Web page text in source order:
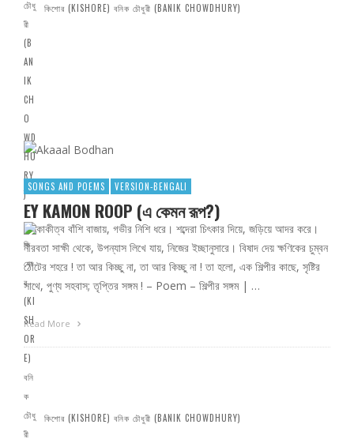
কিশোর (KISHORE) বনিক চৌধুরী (BANIK CHOWDHURY)
একাকীত্ব বাঁশি বাজায়, গভীর নিশি ধরে। শব্দেরা চিৎকার দিয়ে, জড়িয়ে আদর করে।
নীরবতা সাক্ষী থেকে, উপন্যাস লিখে যায়, নিজের ইচ্ছানুসারে। বিষাদ দেয় ক্ষণিকের চুম্বন
ঠোঁটের শহরে ! তা আর কিচ্ছু না, তা আর কিচ্ছু না ! তা হলো, এক শিল্পীর কাছে, সৃষ্টির
সাথে, পুণ্য সহবাস; তৃপ্তির সঙ্গম ! – Poem – শিল্পীর সঙ্গম | …
Read More
SONGS AND POEMS VERSION-BENGALI
EY KAMON ROOP (এ কেমন রূপ?)
কিশোর (KISHORE) বনিক চৌধুরী (BANIK CHOWDHURY)